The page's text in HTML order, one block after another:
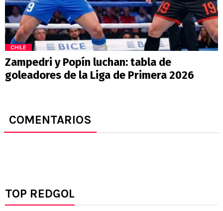
CHILE
Zampedri y Popín luchan: tabla de
goleadores de la Liga de Primera 2026
COMENTARIOS
TOP REDGOL